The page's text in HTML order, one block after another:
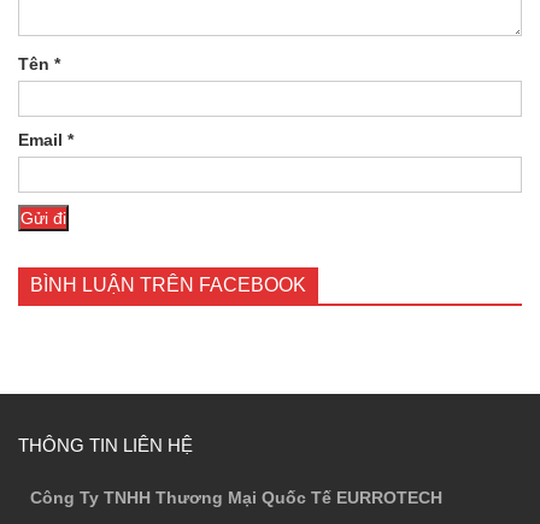
Tên *
Email *
BÌNH LUẬN TRÊN FACEBOOK
THÔNG TIN LIÊN HỆ
Công Ty TNHH Thương Mại Quốc Tế EURROTECH